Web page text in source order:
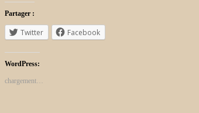
Partager :
Twitter Facebook
WordPress:
chargement…